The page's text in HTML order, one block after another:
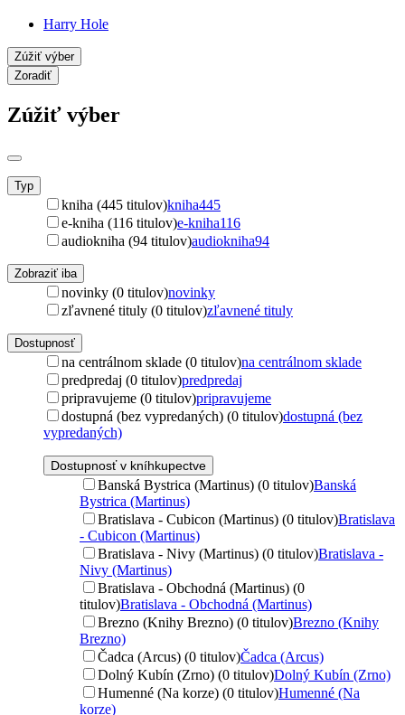
Harry Hole
Zúžiť výber
Zoradiť
Zúžiť výber
Typ
kniha (445 titulov)kniha445
e-kniha (116 titulov)e-kniha116
audiokniha (94 titulov)audiokniha94
Zobraziť iba
novinky (0 titulov)novinky
zľavnené tituly (0 titulov)zľavnené tituly
Dostupnosť
na centrálnom sklade (0 titulov)na centrálnom sklade
predpredaj (0 titulov)predpredaj
pripravujeme (0 titulov)pripravujeme
dostupná (bez vypredaných) (0 titulov)dostupná (bez
vypredaných)
Dostupnosť v kníhkupectve
Banská Bystrica (Martinus) (0 titulov)Banská
Bystrica (Martinus)
Bratislava - Cubicon (Martinus) (0 titulov)Bratislava
- Cubicon (Martinus)
Bratislava - Nivy (Martinus) (0 titulov)Bratislava -
Nivy (Martinus)
Bratislava - Obchodná (Martinus) (0
titulov)Bratislava - Obchodná (Martinus)
Brezno (Knihy Brezno) (0 titulov)Brezno (Knihy
Brezno)
Čadca (Arcus) (0 titulov)Čadca (Arcus)
Dolný Kubín (Zrno) (0 titulov)Dolný Kubín (Zrno)
Humenné (Na korze) (0 titulov)Humenné (Na
korze)